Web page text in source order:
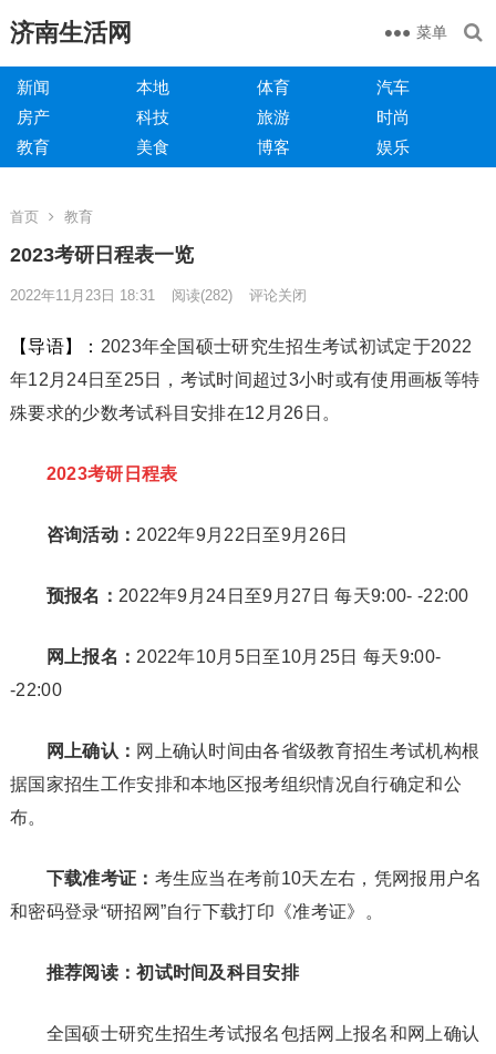
济南生活网 菜单
新闻 本地 体育
汽车
房产
科技 旅游
时尚
教育
美食 博客 娱乐
首页 教育
2023考研日程表一览
2022年11月23日 18:31 阅读(282) 评论关闭
【导语】： 2023年全国硕士研究生招生考试初试定于2022
年12月24日至25日，考试时间超过3小时或有使用画板等特
殊要求的少数考试科目安排在12月26日。
2023考研日程表
咨询活动： 2022年9月22日至9月26日
预报名： 2022年9月24日至9月27日 每天9:00- -22:00
网上报名： 2022年10月5日至10月25日 每天9:00-
-22:00
网上确认： 网上确认时间由各省级教育招生考试机构根
据国家招生工作安排和本地区报考组织情况自行确定和公
布。
下载准考证： 考生应当在考前10天左右，凭网报用户名
和密码登录“研招网”自行下载打印《准考证》。
推荐阅读：初试时间及科目安排
全国硕士研究生招生考试报名包括网上报名和网上确认